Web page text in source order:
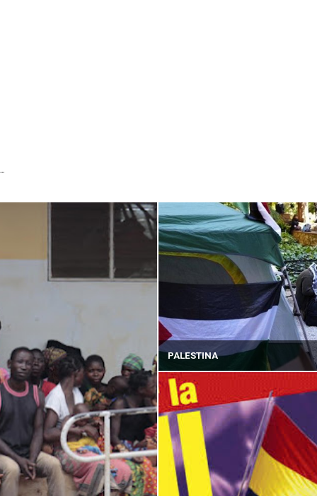
...
PALESTINA